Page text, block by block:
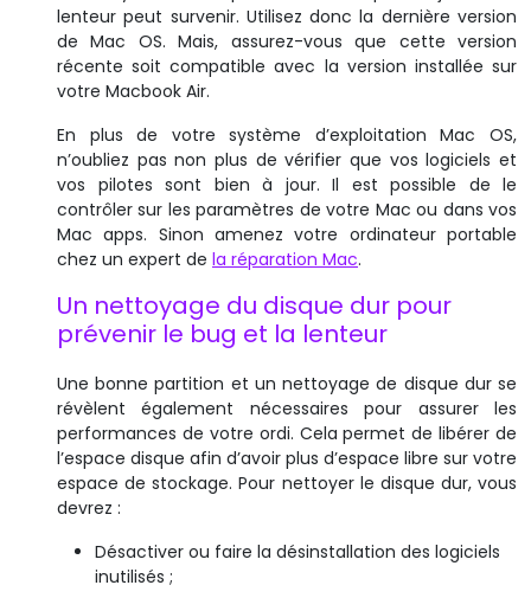
lenteur peut survenir. Utilisez donc la dernière version
de Mac OS. Mais, assurez-vous que cette version
récente soit compatible avec la version installée sur
votre Macbook Air.
En plus de votre système d’exploitation Mac OS,
n’oubliez pas non plus de vérifier que vos logiciels et
vos pilotes sont bien à jour. Il est possible de le
contrôler sur les paramètres de votre Mac ou dans vos
Mac apps. Sinon amenez votre ordinateur portable
chez un expert de la réparation Mac.
Un nettoyage du disque dur pour
prévenir le bug et la lenteur
Une bonne partition et un nettoyage de disque dur se
révèlent également nécessaires pour assurer les
performances de votre ordi. Cela permet de libérer de
l’espace disque afin d’avoir plus d’espace libre sur votre
espace de stockage. Pour nettoyer le disque dur, vous
devrez :
Désactiver ou faire la désinstallation des logiciels
inutilisés ;